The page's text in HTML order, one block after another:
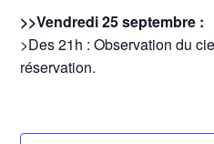
>>Vendredi 25 septembre :
>Des 21h : Observation du
réservation.